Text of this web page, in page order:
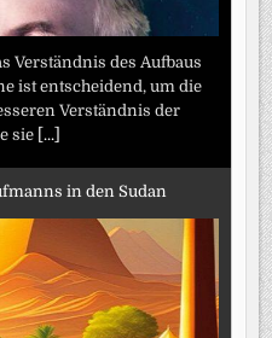
Verständnis des Aufbaus
ist entscheidend, um die
Verständnis der
sie [...]
in den Sudan